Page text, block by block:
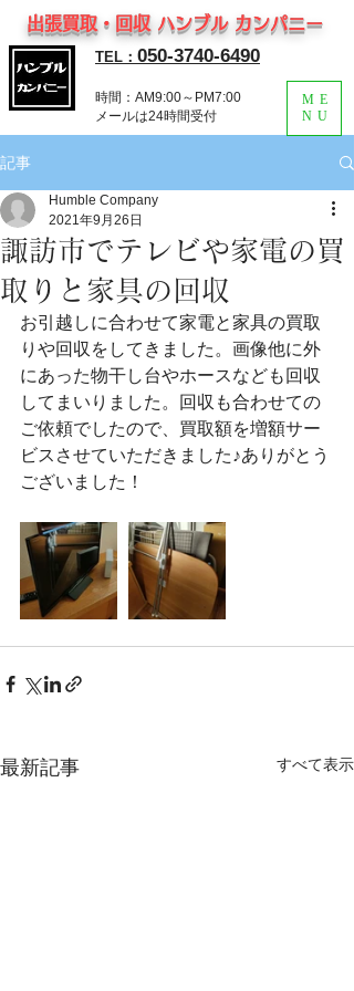
TEL： 050-3740-6490
出張買取・回収 ハンブル カンパニー
ME
NU
時間：AM9:00～PM7:00
​メールは24時間受付
記事
諏訪市でテレビや家電の買
取りと家具の回収
Humble Company
2021年9月26日
お引越しに合わせて家電と家具の買取
りや回収をしてきました。画像他に外
にあった物干し台やホースなども回収
してまいりました。回収も合わせての
ご依頼でしたので、買取額を増額サー
ビスさせていただきました♪ありがとう
ございました！
最新記事 すべて表示